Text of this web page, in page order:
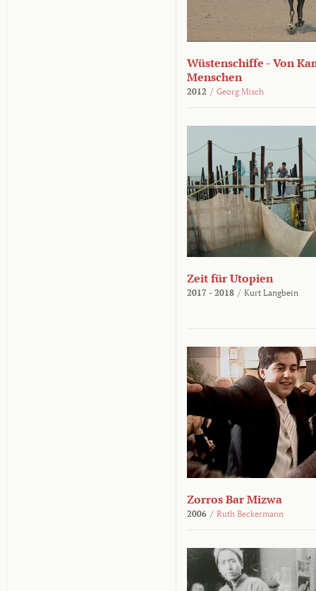
Wüstenschiffe - Von
Menschen
2012 / Georg Misch
Zeit für Utopien
2017 - 2018 / Kurt Langbein
Zorros Bar Mizwa
2006 / Ruth Beckermann